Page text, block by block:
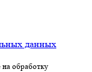
данных
на обработку